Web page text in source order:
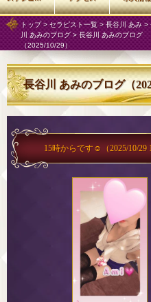
トップ> セラピスト一覧 >長谷川 あみ >
川 あみのブログ> 長谷川 あみのブログ
（2025/10/29）
長谷川 あみのブログ（
15時からです☺️ （2025/10/29